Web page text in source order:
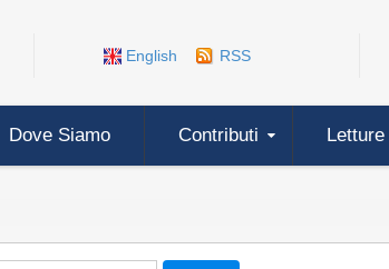
English RSS
Dove Siamo Contributi Letture